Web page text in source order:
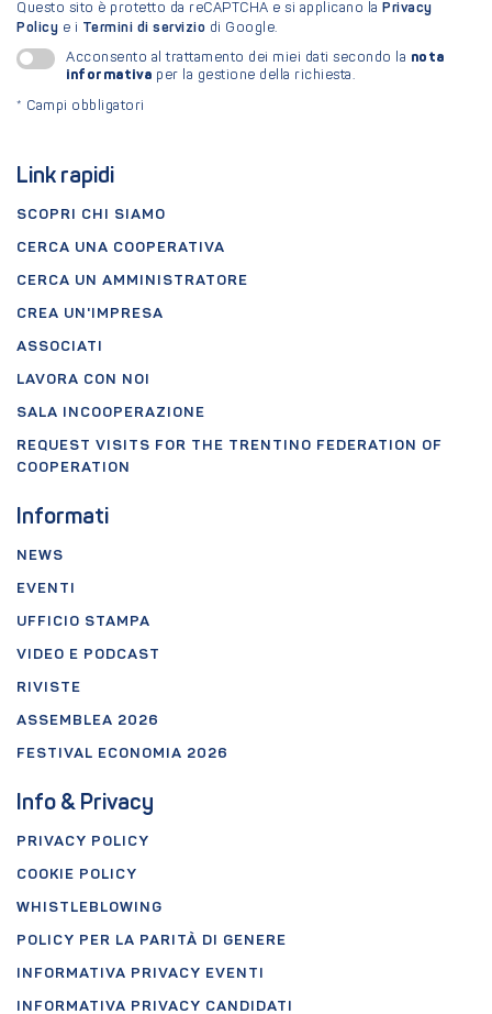
Link rapidi
SCOPRI CHI SIAMO
CERCA UNA COOPERATIVA
CERCA UN AMMINISTRATORE
CREA UN'IMPRESA
ASSOCIATI
LAVORA CON NOI
SALA INCOOPERAZIONE
REQUEST VISITS FOR THE TRENTINO FEDERATION OF
COOPERATION
Informati
NEWS
EVENTI
UFFICIO STAMPA
VIDEO E PODCAST
RIVISTE
ASSEMBLEA 2026
FESTIVAL ECONOMIA 2026
Info & Privacy
PRIVACY POLICY
COOKIE POLICY
WHISTLEBLOWING
POLICY PER LA PARITÀ DI GENERE
INFORMATIVA PRIVACY EVENTI
INFORMATIVA PRIVACY CANDIDATI
Questo sito è protetto da reCAPTCHA e si applicano la Privacy
Policy e i Termini di servizio di Google.
Acconsento al trattamento dei miei dati secondo la nota
informativa per la gestione della richiesta.
* Campi obbligatori